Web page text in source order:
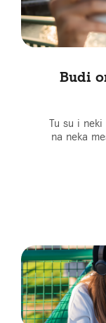
Budi
Tu su i
na neka